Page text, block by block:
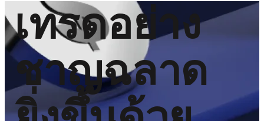
เทรดอย่าง
ชาญฉลาด